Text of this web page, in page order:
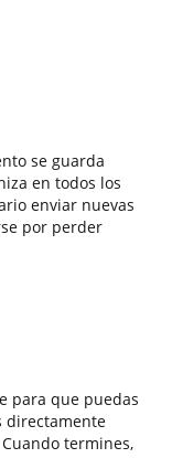
se guarda
en todos los
enviar nuevas
por perder
para que puedas
directamente
termines,